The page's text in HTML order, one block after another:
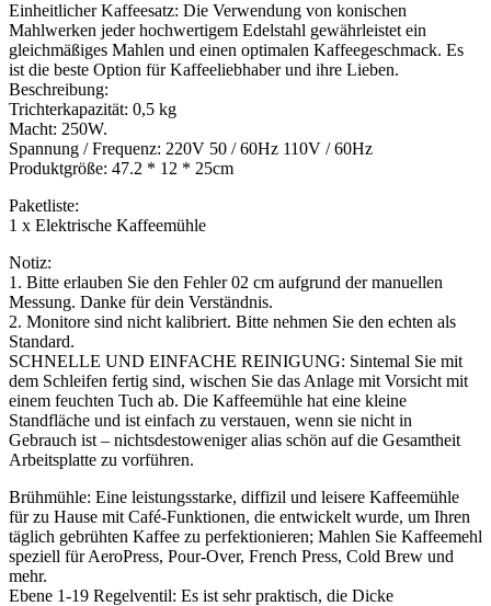
Einheitlicher Kaffeesatz: Die Verwendung von konischen
Mahlwerken jeder hochwertigem Edelstahl gewährleistet ein
gleichmäßiges Mahlen und einen optimalen Kaffeegeschmack. Es
ist die beste Option für Kaffeeliebhaber und ihre Lieben.
Beschreibung:
Trichterkapazität: 0,5 kg
Macht: 250W.
Spannung / Frequenz: 220V 50 / 60Hz 110V / 60Hz
Produktgröße: 47.2 * 12 * 25cm
Paketliste:
1 x Elektrische Kaffeemühle
Notiz:
1. Bitte erlauben Sie den Fehler 02 cm aufgrund der manuellen
Messung. Danke für dein Verständnis.
2. Monitore sind nicht kalibriert. Bitte nehmen Sie den echten als
Standard.
SCHNELLE UND EINFACHE REINIGUNG: Sintemal Sie mit
dem Schleifen fertig sind, wischen Sie das Anlage mit Vorsicht mit
einem feuchten Tuch ab. Die Kaffeemühle hat eine kleine
Standfläche und ist einfach zu verstauen, wenn sie nicht in
Gebrauch ist – nichtsdestoweniger alias schön auf die Gesamtheit
Arbeitsplatte zu vorführen.
Brühmühle: Eine leistungsstarke, diffizil und leisere Kaffeemühle
für zu Hause mit Café-Funktionen, die entwickelt wurde, um Ihren
täglich gebrühten Kaffee zu perfektionieren; Mahlen Sie Kaffeemehl
speziell für AeroPress, Pour-Over, French Press, Cold Brew und
mehr.
Ebene 1-19 Regelventil: Es ist sehr praktisch, die Dicke